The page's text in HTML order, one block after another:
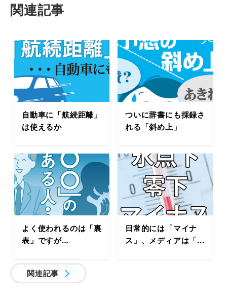
関連記事
自動車に「航続距離」
は使えるか
ついに辞書にも採録さ
れる「斜め上」
よく使われるのは「裏
表」ですが…
日常的には「マイナ
ス」、メディアは「...
関連記事